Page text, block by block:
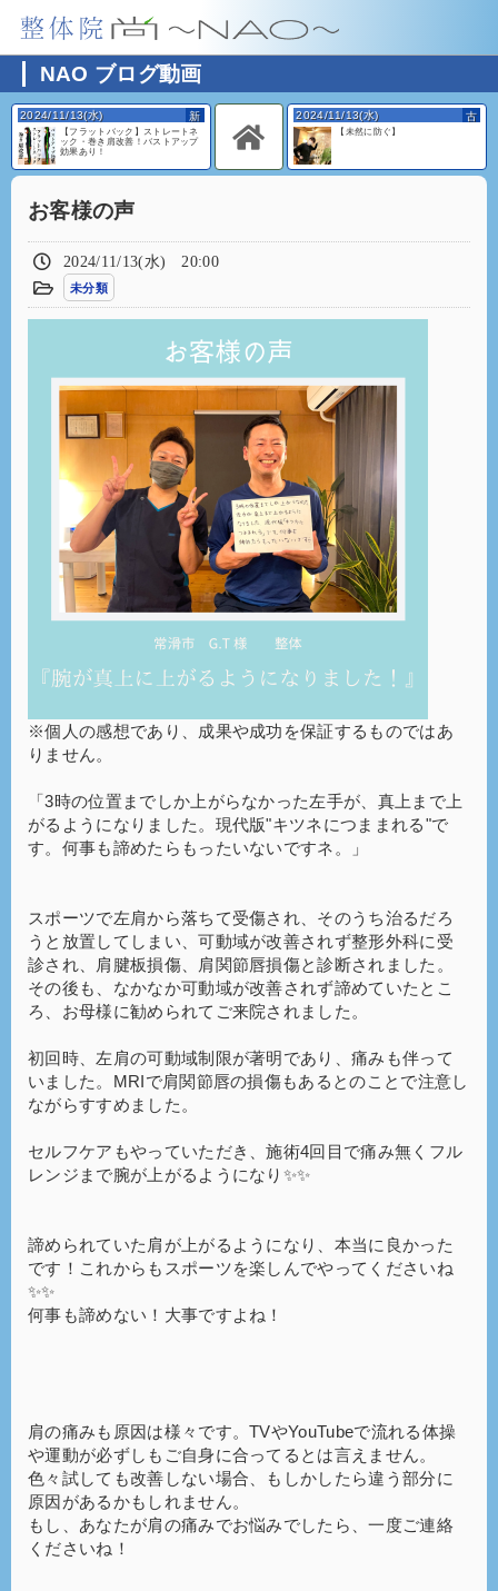
NAO ブログ動画
2024/11/13(水)
【フラットバック】ストレートネ
ック・巻き肩改善！バストアップ
効果あり！
2024/11/13(水)
【未然に防ぐ】
お客様の声
2024/11/13(水) 20:00
未分類
※個人の感想であり、成果や成功を保証するものではあ
りません。
「3時の位置までしか上がらなかった左手が、真上まで上
がるようになりました。現代版"キツネにつままれる"で
す。何事も諦めたらもったいないですネ。」
スポーツで左肩から落ちて受傷され、そのうち治るだろ
うと放置してしまい、可動域が改善されず整形外科に受
診され、肩腱板損傷、肩関節唇損傷と診断されました。
その後も、なかなか可動域が改善されず諦めていたとこ
ろ、お母様に勧められてご来院されました。
初回時、左肩の可動域制限が著明であり、痛みも伴って
いました。MRIで肩関節唇の損傷もあるとのことで注意し
ながらすすめました。
セルフケアもやっていただき、施術4回目で痛み無くフル
レンジまで腕が上がるようになり✨✨
諦められていた肩が上がるようになり、本当に良かった
です！これからもスポーツを楽しんでやってくださいね
✨✨
何事も諦めない！大事ですよね！
肩の痛みも原因は様々です。TVやYouTubeで流れる体操
や運動が必ずしもご自身に合ってるとは言えません。
色々試しても改善しない場合、もしかしたら違う部分に
原因があるかもしれません。
もし、あなたが肩の痛みでお悩みでしたら、一度ご連絡
くださいね！